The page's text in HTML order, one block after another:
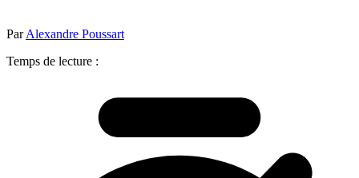
ParAlexandre Poussart
Temps de lecture :